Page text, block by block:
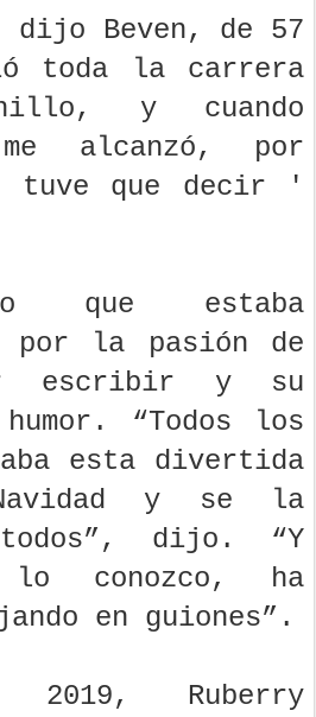
dijo Beven, de 57
toda la carrera
y cuando
alcanzó, por
tuve que decir '
que estaba
por la pasión de
escribir y su
“Todos los
esta divertida
y se la
dijo. “Y
lo conozco, ha
en guiones”.
2019, Ruberry